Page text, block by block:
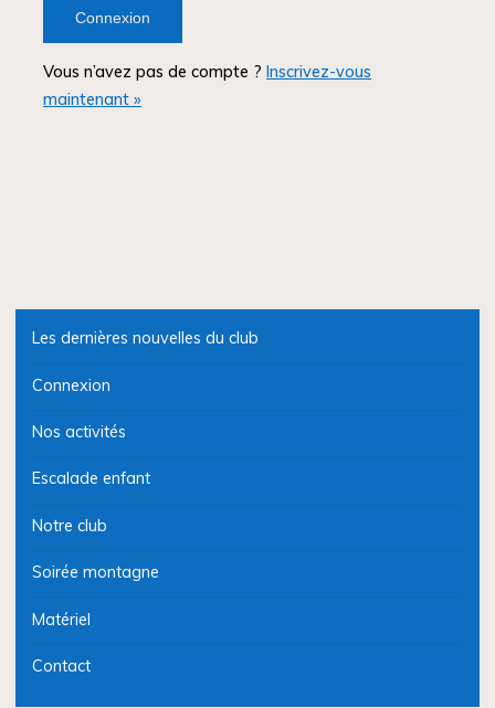
Vous n’avez pas de compte ?Inscrivez-vous
maintenant »
Les dernières nouvelles du club
Connexion
Nos activités
Escalade enfant
Notre club
Soirée montagne
Matériel
Contact